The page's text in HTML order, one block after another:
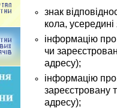
знак
кола,
інформацію
чи
адресу);
інформацію
зареєстровану
адресу);